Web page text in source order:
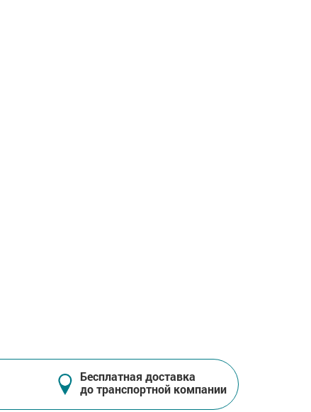
Бесплатная доставка
до транспортной компании